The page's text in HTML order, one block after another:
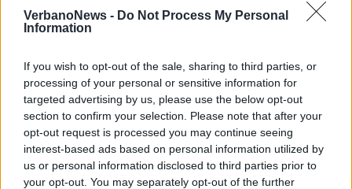
VerbanoNews - Do Not Process My Personal
Information
If you wish to opt-out of the sale, sharing to third parties, or
processing of your personal or sensitive information for
targeted advertising by us, please use the below opt-out
section to confirm your selection. Please note that after your
opt-out request is processed you may continue seeing
interest-based ads based on personal information utilized by
us or personal information disclosed to third parties prior to
your opt-out. You may separately opt-out of the further